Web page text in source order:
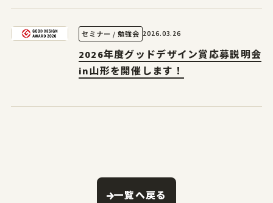
セミナー / 勉強会 2026.03.26
2026年度グッドデザイン賞応募説明会
in山形を開催します！
一覧へ戻る